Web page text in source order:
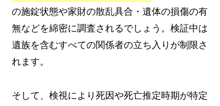
の施錠状態や家財の散乱具合・遺体の損傷の有
無などを綿密に調査されるでしょう。検証中は
遺族を含むすべての関係者の立ち入りが制限さ
れます。
そして、検視により死因や死亡推定時期が特定